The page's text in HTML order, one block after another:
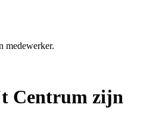
medewerker.
Centrum zijn